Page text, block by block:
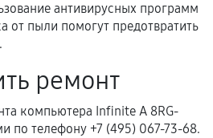
отдельно и
не действует
эксплуатации,
антивирусных программ
от пыли помогут предотвратить
ремонт
компьютера Infinite A 8RG-
по телефону +7 (495) 067-73-68.